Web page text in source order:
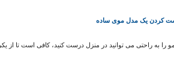
کردن یک مدل موی ساده
را به راحتی می توانید در منزل درست کنید، کافی است تا از